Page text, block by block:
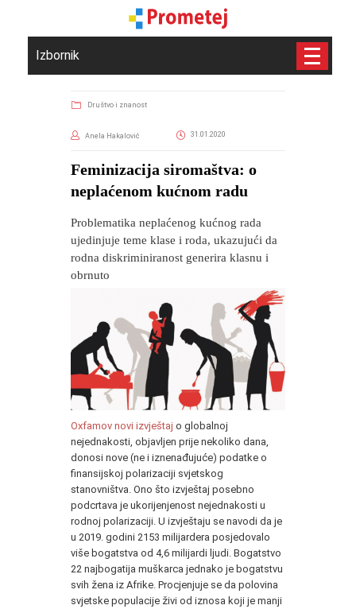
Izbornik
Društvo i znanost
Anela Hakalović 31.01.2020
Feminizacija siromaštva: o
neplaćenom kućnom radu
Problematika neplaćenog kućnog rada
ujedinjuje teme klase i roda, ukazujući da
rodna diskriminiranost generira klasnu i
obrnuto
Oxfamov novi izvještaj o globalnoj
nejednakosti, objavljen prije nekoliko dana,
donosi nove (ne i iznenađujuće) podatke o
finansijskoj polarizaciji svjetskog
stanovništva. Ono što izvještaj posebno
podcrtava je ukorijenjenost nejednakosti u
rodnoj polarizaciji. U izvještaju se navodi da je
u 2019. godini 2153 milijardera posjedovalo
više bogatstva od 4,6 milijardi ljudi. Bogatstvo
22 najbogatija muškarca jednako je bogatstvu
svih žena iz Afrike. Procjenjuje se da polovina
svjetske populacije živi od iznosa koji je manji